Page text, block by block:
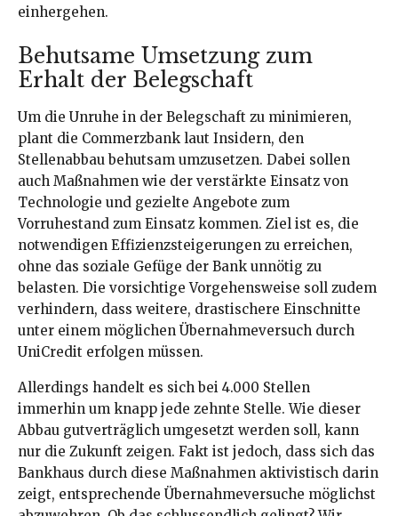
einhergehen.
Behutsame Umsetzung zum
Erhalt der Belegschaft
Um die Unruhe in der Belegschaft zu minimieren,
plant die Commerzbank laut Insidern, den
Stellenabbau behutsam umzusetzen. Dabei sollen
auch Maßnahmen wie der verstärkte Einsatz von
Technologie und gezielte Angebote zum
Vorruhestand zum Einsatz kommen. Ziel ist es, die
notwendigen Effizienzsteigerungen zu erreichen,
ohne das soziale Gefüge der Bank unnötig zu
belasten. Die vorsichtige Vorgehensweise soll zudem
verhindern, dass weitere, drastischere Einschnitte
unter einem möglichen Übernahmeversuch durch
UniCredit erfolgen müssen.
Allerdings handelt es sich bei 4.000 Stellen
immerhin um knapp jede zehnte Stelle. Wie dieser
Abbau gutverträglich umgesetzt werden soll, kann
nur die Zukunft zeigen. Fakt ist jedoch, dass sich das
Bankhaus durch diese Maßnahmen aktivistisch darin
zeigt, entsprechende Übernahmeversuche möglichst